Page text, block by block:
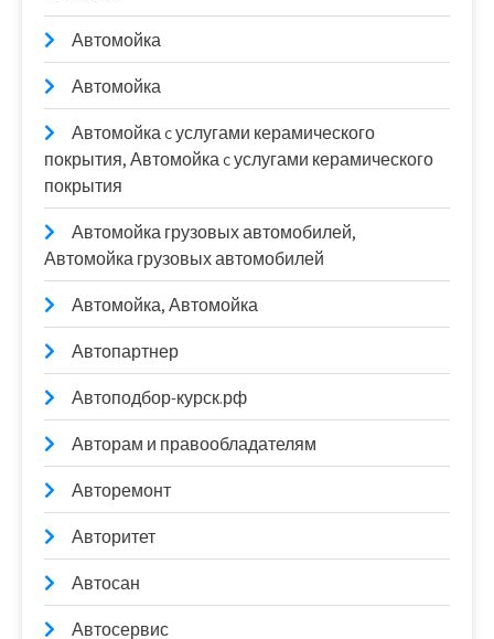
Автомойка
Автомойка
Автомойка c услугами керамического
покрытия, Автомойка c услугами керамического
покрытия
Автомойка грузовых автомобилей,
Автомойка грузовых автомобилей
Автомойка, Автомойка
Автопартнер
Автоподбор-курск.рф
Авторам и правообладателям
Авторемонт
Авторитет
Автосан
Автосервис